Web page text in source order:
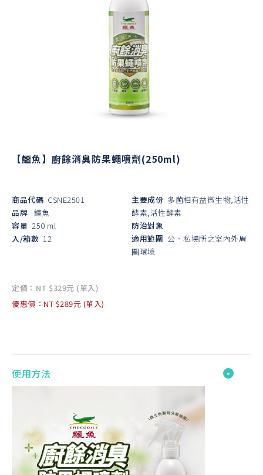
【鱷魚】廚餘消臭防果蠅噴劑(250ml)
商品代碼 CSNE2501
品牌 鱷魚
容量 250 ml
入/箱數 12
主要成份 多菌相有益微生物,活性
酵素,活性酵素
防治對象
適用範圍 公、私場所之室內外周
圍環境
定價：NT $329元 (單入)
優惠價：NT $289元 (單入)
使用方法